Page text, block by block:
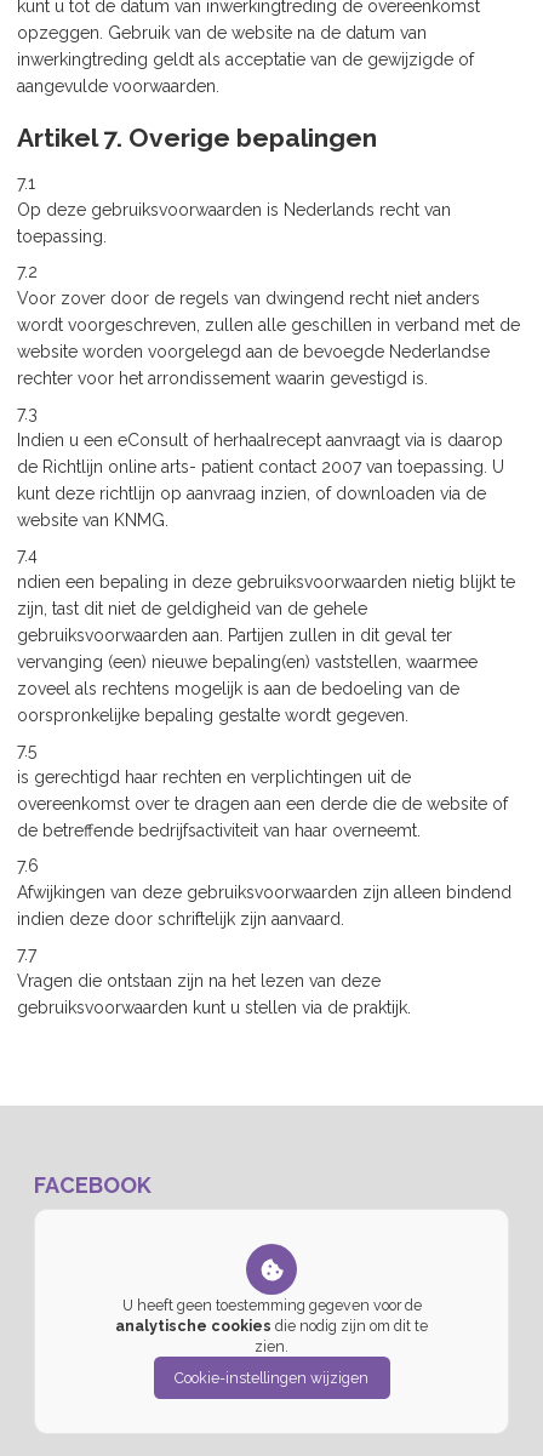
kunt u tot de datum van inwerkingtreding de overeenkomst
opzeggen. Gebruik van de website na de datum van
inwerkingtreding geldt als acceptatie van de gewijzigde of
aangevulde voorwaarden.
Artikel 7. Overige bepalingen
7.1
Op deze gebruiksvoorwaarden is Nederlands recht van
toepassing.
7.2
Voor zover door de regels van dwingend recht niet anders
wordt voorgeschreven, zullen alle geschillen in verband met de
website worden voorgelegd aan de bevoegde Nederlandse
rechter voor het arrondissement waarin gevestigd is.
7.3
Indien u een eConsult of herhaalrecept aanvraagt via is daarop
de Richtlijn online arts- patient contact 2007 van toepassing. U
kunt deze richtlijn op aanvraag inzien, of downloaden via de
website van KNMG.
7.4
ndien een bepaling in deze gebruiksvoorwaarden nietig blijkt te
zijn, tast dit niet de geldigheid van de gehele
gebruiksvoorwaarden aan. Partijen zullen in dit geval ter
vervanging (een) nieuwe bepaling(en) vaststellen, waarmee
zoveel als rechtens mogelijk is aan de bedoeling van de
oorspronkelijke bepaling gestalte wordt gegeven.
7.5
is gerechtigd haar rechten en verplichtingen uit de
overeenkomst over te dragen aan een derde die de website of
de betreffende bedrijfsactiviteit van haar overneemt.
7.6
Afwijkingen van deze gebruiksvoorwaarden zijn alleen bindend
indien deze door schriftelijk zijn aanvaard.
7.7
Vragen die ontstaan zijn na het lezen van deze
gebruiksvoorwaarden kunt u stellen via de praktijk.
FACEBOOK
U heeft geen toestemming gegeven voor de
analytische cookies die nodig zijn om dit te
zien.
Cookie-instellingen wijzigen